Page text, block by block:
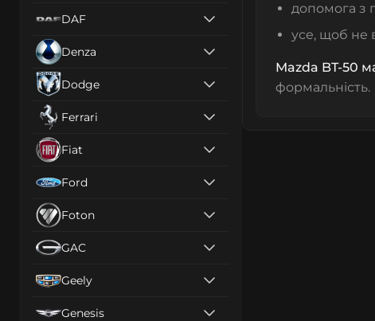
DAF
Denza
Dodge
Ferrari
Fiat
Ford
Foton
GAC
Geely
Genesis
допомога з
усе, щоб не
Mazda BT-50
формальність.